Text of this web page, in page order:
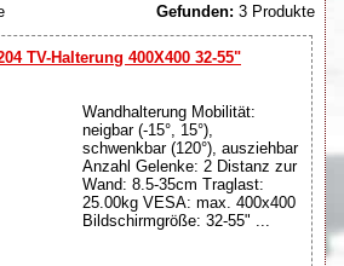
Gefunden: 3 Produkte
TV-Halterung 400X400 32-55"
Wandhalterung Mobilität:
neigbar (-15°, 15°),
schwenkbar (120°), ausziehbar
Anzahl Gelenke: 2 Distanz zur
Wand: 8.5-35cm Traglast:
25.00kg VESA: max. 400x400
Bildschirmgröße: 32-55" ...